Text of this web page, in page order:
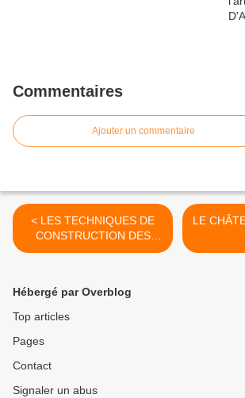
Commentaires
Ajouter un commentaire
< LES TECHNIQUES DE
CONSTRUCTION DES
DOLMENS.
LE
Hébergé par Overblog
Top articles
Pages
Contact
Signaler un abus